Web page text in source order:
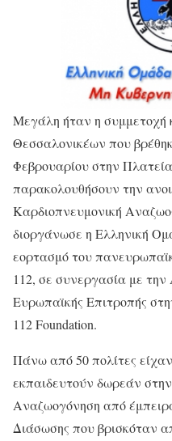
Μεγάλη ήταν η συμμετοχή
Θεσσαλονικέων που
Φεβρουαρίου στην
παρακολουθήσουν την
Καρδιοπνευμονική
διοργάνωσε η Ελληνική
εορτασμό του
112, σε συνεργασία με
Ευρωπαϊκής Επιτροπής
112 Foundation.
Πάνω από 50 πολίτες
εκπαιδευτούν δωρεάν
Αναζωογόνηση από
Διάσωσης που βρισκόταν